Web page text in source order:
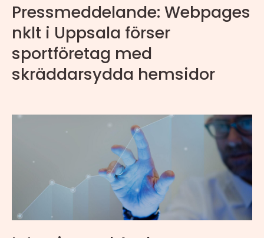
Pressmeddelande: Webpages
nklt i Uppsala förser
sportföretag med
skräddarsydda hemsidor